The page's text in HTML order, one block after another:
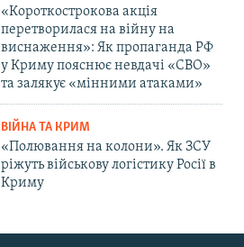
«Короткострокова акція
перетворилася на війну на
виснаження»: Як пропаганда РФ
у Криму пояснює невдачі «СВО»
та залякує «мінними атаками»
ВІЙНА ТА КРИМ
«Полювання на колони». Як ЗСУ
ріжуть військову логістику Росії в
Криму